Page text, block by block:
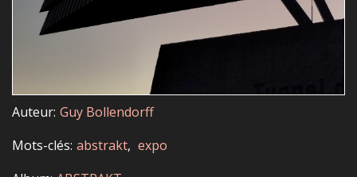
Auteur Guy Bollendorff
Mots-clés abstrakt expo